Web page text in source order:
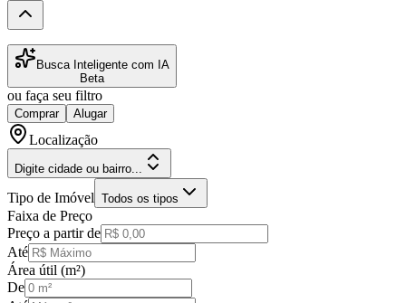
Busca Inteligente com IA
Beta
ou faça seu filtro
Comprar Alugar
Localização
Digite cidade ou bairro...
Tipo de Imóvel Todos os tipos
Faixa de Preço
Preço a partir de
Até
Área útil (m²)
De